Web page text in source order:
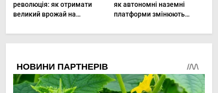
революція: як отримати
великий врожай на
як автономні наземні
платформи змінюють
овочами